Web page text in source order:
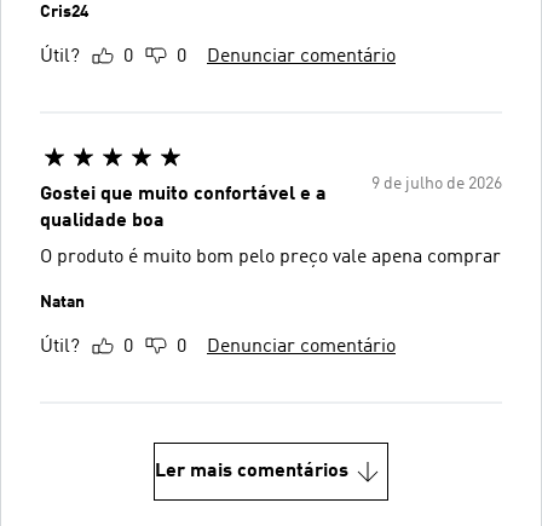
Cris24
Útil? 0 0 Denunciar comentário
9 de julho de 2026
Gostei que muito confortável e a
qualidade boa
O produto é muito bom pelo preço vale apena comprar
Natan
Útil? 0 0 Denunciar comentário
Ler mais comentários